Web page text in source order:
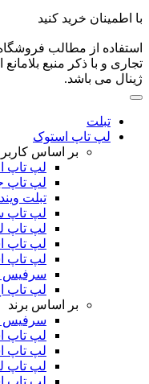
با اطمینان خرید کنید
استفاده از مطالب
تجاری و با ذکر منبع
ژینال می باشد.
تبلت
لپ تاپ استوک
بر اساس
لپ تاپ
لپ تاپ
تبلت
لپ تاپ
لپ تاپ
لپ تاپ
لپ تاپ
سرفیس
لپ تاپ
بر اساس برند
سرفیس
لپ تاپ
لپ تاپ
لپ تاپ
لپ تاپ